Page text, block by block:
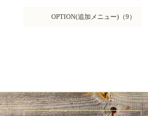
OPTION(追加メニュー)（9）